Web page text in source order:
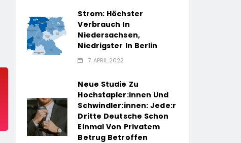
Strom: Höchster
Verbrauch In
Niedersachsen,
Niedrigster In Berlin
7. APRIL 2022
Neue Studie Zu
Hochstapler:innen Und
Schwindler:innen: Jede:r
Dritte Deutsche Schon
Einmal Von Privatem
Betrug Betroffen